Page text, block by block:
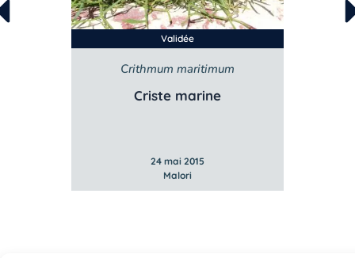
Validée
Crithmum maritimum
Criste marine
24 mai 2015
Malori